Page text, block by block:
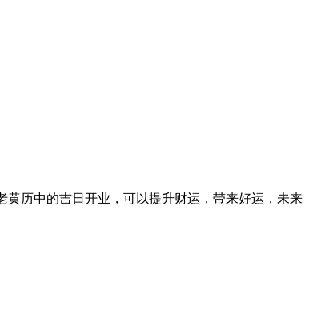
历中的吉日开业，可以提升财运，带来好运，未来